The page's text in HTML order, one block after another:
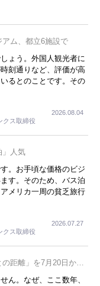
アム、都立6施設で
ょう。外国人観光者に
刻通りなど、評価が高
るとのことです。その
行われれば、日本人に
うね。
クス取締役
2026.08.04
人気
。お手頃な価格のビジ
す。そのため、バス泊
メリカ一周の貧乏旅行
。夕方から夜の便を利
若いからできたことで
行ったと聞くと、疲れ
クス取締役
2026.07.27
距離」を7月20日から
ん。なぜ、ここ数年、